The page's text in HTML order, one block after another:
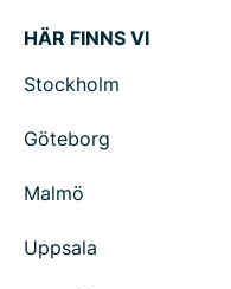
HÄR FINNS VI
Stockholm
Göteborg
Malmö
Uppsala